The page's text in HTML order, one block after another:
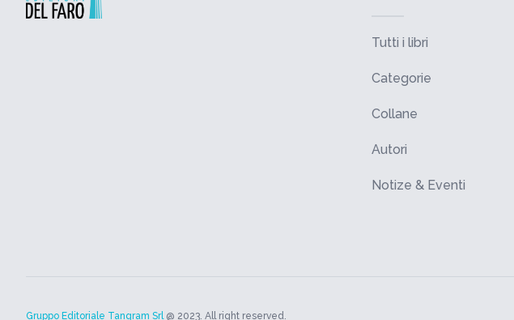
Tutti i libri
Categorie
Collane
Autori
Notize & Eventi
Gruppo Editoriale Tangram Srl@ 2023. All right reserved.